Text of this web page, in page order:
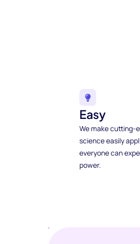
Easy
We make cutting-
science easily
everyone can
power.